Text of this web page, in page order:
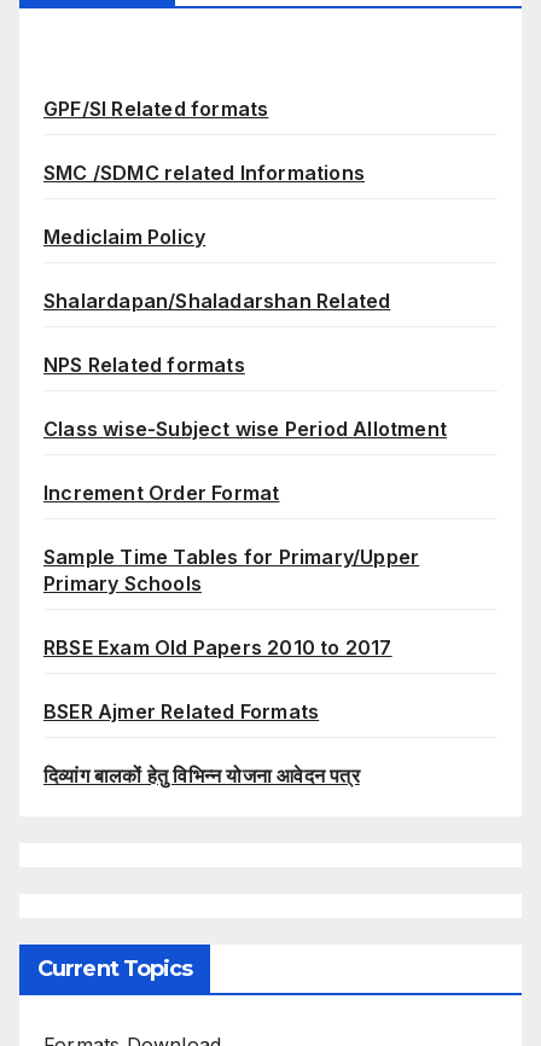
GPF/SI Related formats
SMC /SDMC related Informations
Mediclaim Policy
Shalardapan/Shaladarshan Related
NPS Related formats
Class wise-Subject wise Period Allotment
Increment Order Format
Sample Time Tables for Primary/Upper
Primary Schools
RBSE Exam Old Papers 2010 to 2017
BSER Ajmer Related Formats
दिव्यांग बालकों हेतु विभिन्न योजना आवेदन पत्र
Current Topics